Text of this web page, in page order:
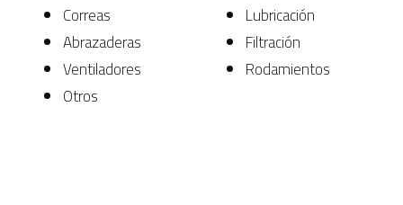
Correas
Abrazaderas
Ventiladores
Otros
Lubricación
Filtración
Rodamientos